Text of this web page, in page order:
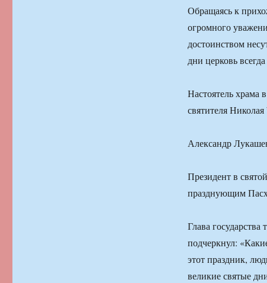
Обращаясь к
огромного
достоинством
дни церковь
Настоятель храма
святителя
Александр
Президент в
празднующим
Глава
подчеркнул:
этот праздник,
великие святые